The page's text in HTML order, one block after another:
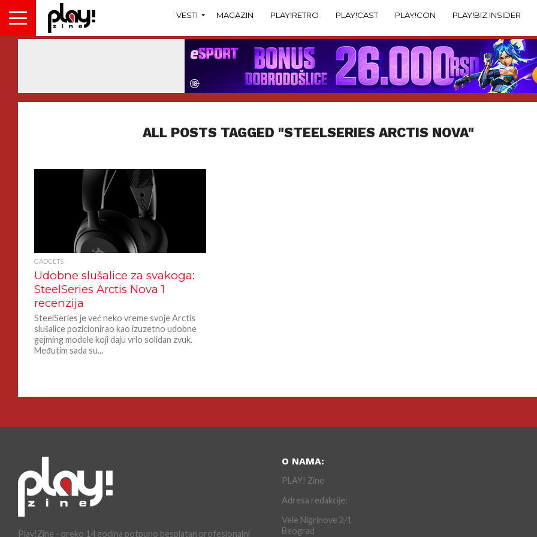
VESTI MAGAZIN PLAY!RETRO PLAY!CAST PLAY!CON PLAY!BIZ INSIDER
ALL POSTS TAGGED "STEELSERIES ARCTIS NOVA"
GADGETS
Udobne slušalice za svakoga:
SteelSeries Arctis Nova 1
recenzija
SteelSeries je već neko vreme svoje Arctis
slušalice pozicionirao kao izuzetno udobne
gejming modele koji daju vrlo solidan zvuk.
Međutim sada su...
Play!Zine - preko 14 godina potpuno besplatan profesionalni
O NAMA:
PLAY! Zine
Adresa redakcije:
Vele Nigrinove 2/1
Beograd